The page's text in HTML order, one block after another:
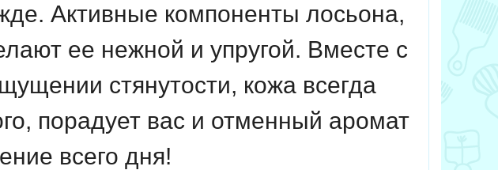
Активные компоненты лосьона,
ее нежной и упругой. Вместе с
стянутости, кожа всегда
порадует вас и отменный аромат
всего дня!